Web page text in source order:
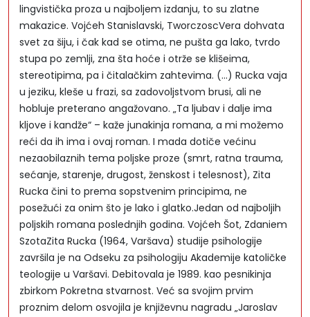
lingvistička proza u najboljem izdanju, to su zlatne
makazice. Vojćeh Stanislavski, TworczoscVera dohvata
svet za šiju, i čak kad se otima, ne pušta ga lako, tvrdo
stupa po zemlji, zna šta hoće i otrže se klišeima,
stereotipima, pa i čitalačkim zahtevima. (...) Rucka vaja
u jeziku, kleše u frazi, sa zadovoljstvom brusi, ali ne
hobluje preterano angažovano. „Ta ljubav i dalje ima
kljove i kandže“ – kaže junakinja romana, a mi možemo
reći da ih ima i ovaj roman. I mada dotiče većinu
nezaobilaznih tema poljske proze (smrt, ratna trauma,
sećanje, starenje, drugost, ženskost i telesnost), Zita
Rucka čini to prema sopstvenim principima, ne
posežući za onim što je lako i glatko.Jedan od najboljih
poljskih romana poslednjih godina. Vojćeh Šot, Zdaniem
SzotaZita Rucka (1964, Varšava) studije psihologije
završila je na Odseku za psihologiju Akademije katoličke
teologije u Varšavi. Debitovala je 1989. kao pesnikinja
zbirkom Pokretna stvarnost. Već sa svojim prvim
proznim delom osvojila je književnu nagradu „Jaroslav